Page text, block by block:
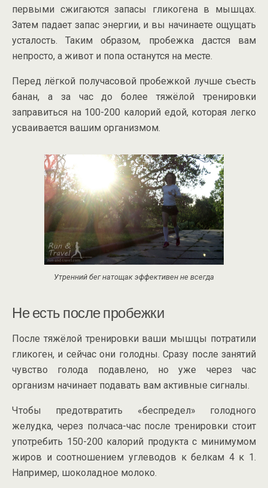
первыми сжигаются запасы гликогена в мышцах.
Затем падает запас энергии, и вы начинаете ощущать
усталость. Таким образом, пробежка дастся вам
непросто, а живот и попа останутся на месте.
Перед лёгкой получасовой пробежкой лучше съесть
банан, а за час до более тяжёлой тренировки
заправиться на 100-200 калорий едой, которая легко
усваивается вашим организмом.
Утренний бег натощак эффективен не всегда
Не есть после пробежки
После тяжёлой тренировки ваши мышцы потратили
гликоген, и сейчас они голодны. Сразу после занятий
чувство голода подавлено, но уже через час
организм начинает подавать вам активные сигналы.
Чтобы предотвратить «беспредел» голодного
желудка, через полчаса-час после тренировки стоит
употребить 150-200 калорий продукта с минимумом
жиров и соотношением углеводов к белкам 4 к 1.
Например, шоколадное молоко.